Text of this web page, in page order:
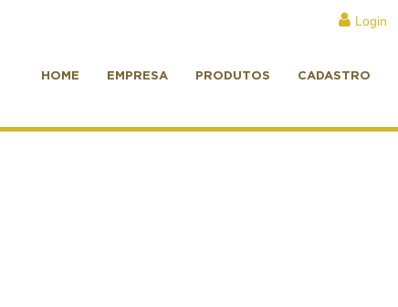
Login
HOME EMPRESA PRODUTOS CADASTRO